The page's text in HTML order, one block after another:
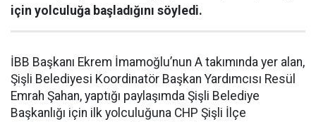
için yolculuğa başladığını söyledi.
İBB Başkanı Ekrem İmamoğlu’nun A takımında yer alan,
Şişli Belediyesi Koordinatör Başkan Yardımcısı Resül
Emrah Şahan, yaptığı paylaşımda Şişli Belediye
Başkanlığı için ilk yolculuğuna CHP Şişli İlçe